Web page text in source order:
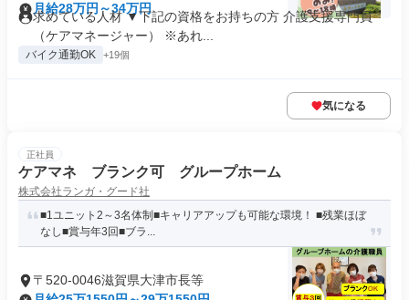
月給28万円～34万円
求めている人材 ▼下記の資格をお持ちの方 介護支援専門員
（ケアマネージャー） ※あれ...
バイク通勤OK +19個
気になる
正社員
ケアマネ ブランク可 グループホーム
株式会社ランガ・グード社
■1ユニット2～3名体制■キャリアアップも可能な環境！ ■残業ほぼ
なし■賞与年3回■ブラ...
〒520-0046滋賀県大津市長等